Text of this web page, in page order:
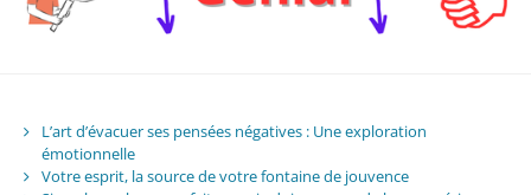
L’art d’évacuer ses pensées négatives : Une exploration
émotionnelle
Votre esprit, la source de votre fontaine de jouvence